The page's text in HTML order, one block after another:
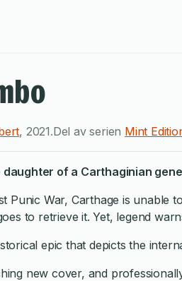
, 2021.Del av serien Mint
daughter of a Carthaginian
Punic War, Carthage is unable
to retrieve it. Yet, legend
epic that depicts the
new cover, and